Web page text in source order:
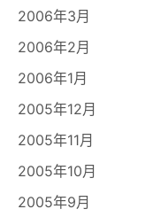
2006年3月
2006年2月
2006年1月
2005年12月
2005年11月
2005年10月
2005年9月